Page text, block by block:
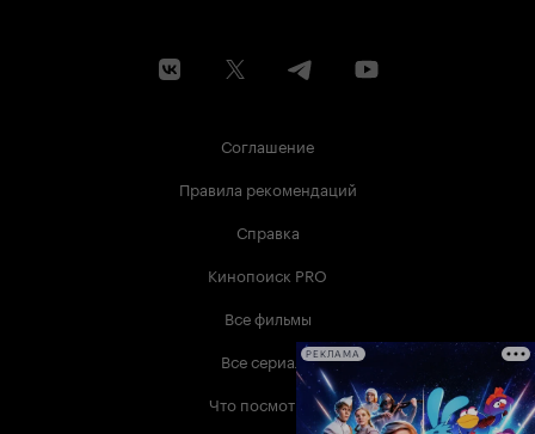
Соглашение
Правила рекомендаций
Справка
Кинопоиск PRO
Все фильмы
Все сериалы
Что посмотреть
РЕКЛАМА